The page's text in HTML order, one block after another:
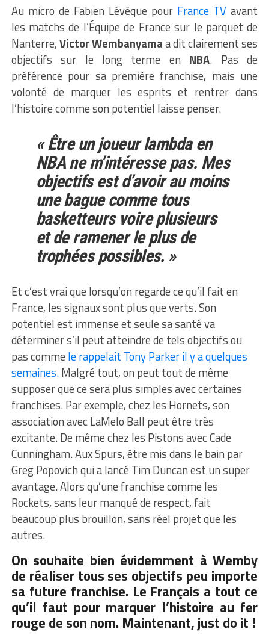
Au micro de Fabien Lévêque pour France TV avant
les matchs de l’Équipe de France sur le parquet de
Nanterre,Victor Wembanyamaa dit clairement ses
objectifs sur le long terme en NBA. Pas de
préférence pour sa première franchise, mais une
volonté de marquer les esprits et rentrer dans
l’histoire comme son potentiel laisse penser.
« Être un joueur lambda en
NBA ne m’intéresse pas. Mes
objectifs est d’avoir au moins
une bague comme tous
basketteurs voire plusieurs
et de ramener le plus de
trophées possibles. »
Et c’est vrai que lorsqu’on regarde ce qu’il fait en
France, les signaux sont plus que verts. Son
potentiel est immense et seule sa santé va
déterminer s’il peut atteindre de tels objectifs ou
pas comme le rappelait Tony Parker il y a quelques
semaines.Malgré tout, on peut tout de même
supposer que ce sera plus simples avec certaines
franchises. Par exemple, chez les Hornets, son
association avec LaMelo Ball peut être très
excitante. De même chez les Pistons avec Cade
Cunningham. Aux Spurs, être mis dans le bain par
Greg Popovich qui a lancé Tim Duncan est un super
avantage. Alors qu’une franchise comme les
Rockets, sans leur manqué de respect, fait
beaucoup plus brouillon, sans réel projet que les
autres.
On souhaite bien évidemment à Wemby
de réaliser tous ses objectifs peu importe
sa future franchise. Le Français a tout ce
qu’il faut pour marquer l’histoire au fer
rouge de son nom. Maintenant, just do it !